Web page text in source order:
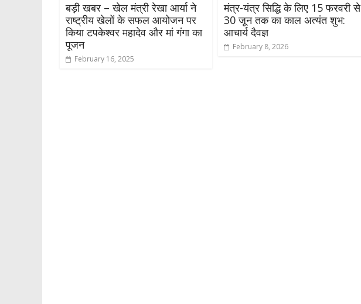
बड़ी खबर – खेल मंत्री रेखा आर्या ने
राष्ट्रीय खेलों के सफल आयोजन पर
किया टपकेश्वर महादेव और मां गंगा का
पूजन
February 16, 2025
मंत्र-यंत्र सिद्धि के लिए 15 फरवरी से
30 जून तक का काल अत्यंत शुभ:
आचार्य दैवज्ञ
February 8, 2026